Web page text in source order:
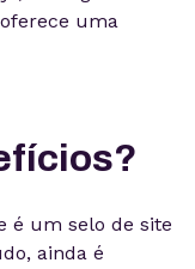
uma
é um selo de site
ainda é